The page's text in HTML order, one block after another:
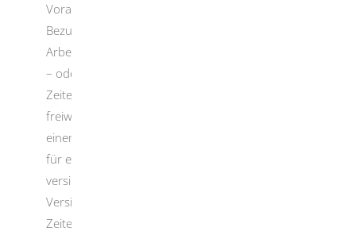
Voraussetzungen zum Beispiel auch Zeiten des
Bezuges von Krankengeld, Arbeitslosengeld,
Arbeitslosengeld II – vom 01.01.2005 bis 31.12.2010
– oder Übergangsgeld, Zeiten der Kindererziehung,
Zeiten der nicht erwerbsmäßigen häuslichen Pflege,
freiwillige Beitragszeiten), Ersatzzeiten, Zeiten aus
einem Versorgungsausgleich, Zeiten aus Zuschlägen
für eine geringfügige Beschäftigung (vor 2013
versicherungsfreier 400-Euro-Job, ab 2013 von der
Versicherungspflicht befreiter 450-Euro-Job) sowie
Zeiten aus einem Rentensplitting.